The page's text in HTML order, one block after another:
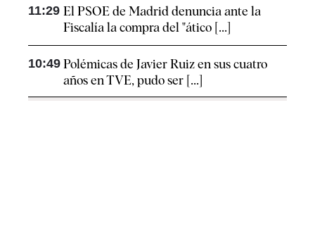
11:29 El PSOE de Madrid denuncia ante la
Fiscalía la compra del "ático [...]
10:49 Polémicas de Javier Ruiz en sus cuatro
años en TVE, pudo ser [...]